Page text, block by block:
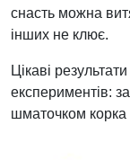
снасть можна
інших не клює.
Цікаві
експериментів:
шматочком